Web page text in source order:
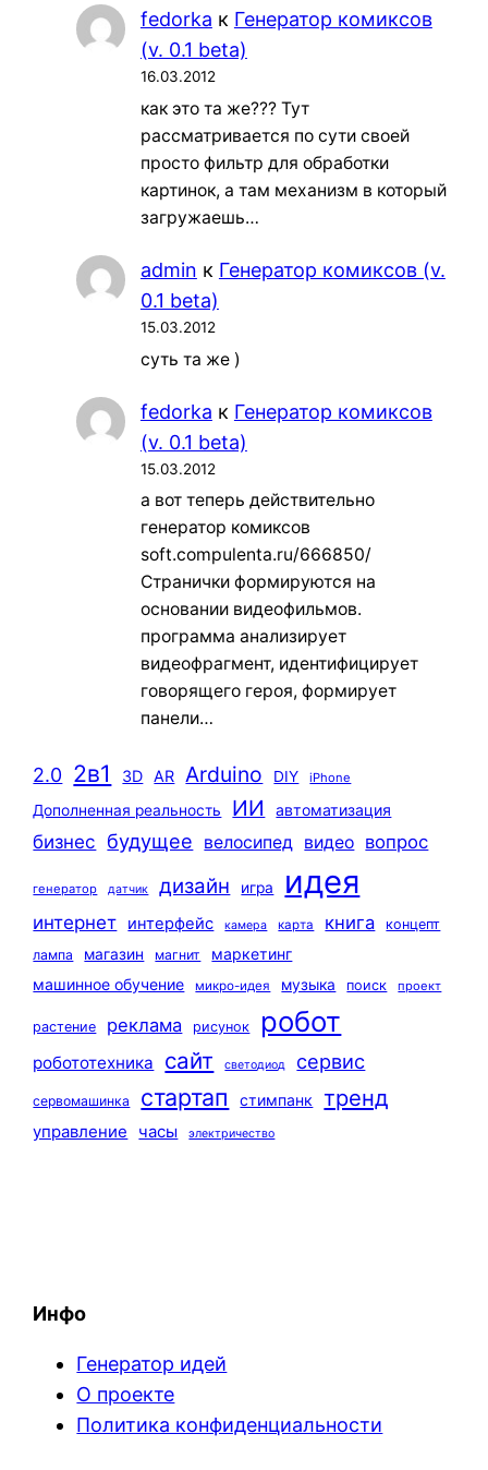
fedorka к Генератор комиксов
(v. 0.1 beta)
16.03.2012
как это та же??? Тут
рассматривается по сути своей
просто фильтр для обработки
картинок, а там механизм в который
загружаешь…
admin к Генератор комиксов (v.
0.1 beta)
15.03.2012
суть та же )
fedorka к Генератор комиксов
(v. 0.1 beta)
15.03.2012
а вот теперь действительно
генератор комиксов
soft.compulenta.ru/666850/
Странички формируются на
основании видеофильмов.
программа анализирует
видеофрагмент, идентифицирует
говорящего героя, формирует
панели…
2.0 2в1 3D AR Arduino DIY iPhone
Дополненная реальность ИИ автоматизация
бизнес будущее велосипед видео вопрос
генератор датчик дизайн игра идея
интернет интерфейс камера карта книга
концепт
лампа
магазин магнит
маркетинг
машинное обучение
микро-идея музыка поиск проект
растение реклама рисунок робот
робототехника сайт светодиод сервис
сервомашинка стартап стимпанк тренд
управление часы электричество
Инфо
Генератор идей
О проекте
Политика конфиденциальности